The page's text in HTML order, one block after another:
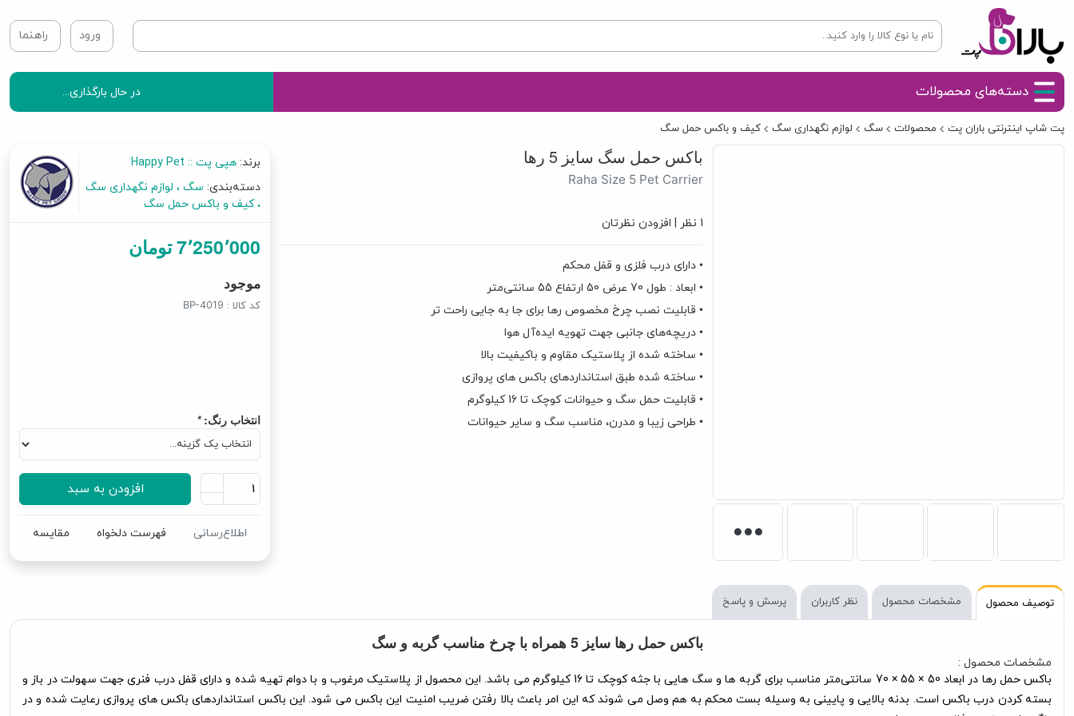
ورود راهنما
دسته‌های محصولات در حال بارگذاری...
پت شاپ اینترنتی باران پت محصولات سگ لوازم نگهداری سگ کیف و باکس حمل سگ
باکس حمل سگ سایز 5 رها
Raha Size 5 Pet Carrier
1 نظر | افزودن نظرتان
• دارای درب فلزی و قفل محکم
• ابعاد : طول 70 عرض 50 ارتفاع 55 سانتی‌متر
• قابلیت نصب چرخ مخصوص رهابرای جا به جایی راحت تر
• دریچه‌های جانبی جهت تهویه ایده‌آل هوا
• ساخته شده از پلاستیک مقاوم و باکیفیت بالا
• ساخته شده طبق استانداردهای باکس های پروازی
• قابلیت حمل سگ و حیوانات کوچک تا 16 کیلوگرم
• طراحی زیبا و مدرن، مناسب سگ‌ و سایر حیوانات
برند:هپی پت :: Happy Pet
دسته‌بندی: سگ لوازم نگهداری سگ
کیف و باکس حمل سگ
7٬250٬000 تومان
موجود
کد کالا : BP-4019
انتخاب رنگ:
افزودن به سبد
اطلاع‌رسانی فهرست دلخواه مقایسه
توصیف محصول مشخصات محصول نظر کاربران پرسش و پاسخ
باکس حمل رها سایز 5 همراه با چرخ مناسب گربه و سگ
مشخصات محصول :
باکس حمل رها در ابعاد 50 × 55 × 70 سانتی‌متر مناسب برای گربه ها و سگ هایی با جثه کوچک تا 16 کیلوگرم می باشد. این محصول از پلاستیک مرغوب و با دوام تهیه شده و دارای قفل درب فنری جهت سهولت در باز و
بسته کردن درب باکس است. بدنه بالایی و پایینی به وسیله بست محکم به هم وصل می شوند که این امر باعث بالا رفتن ضریب امنیت این باکس می شود. این باکس استانداردهای باکس های پروازی رعایت شده و در